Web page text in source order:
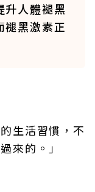
升人體褪黑
褪黑激素正
生活習慣，不
來的。」